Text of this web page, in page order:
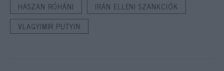
HASZAN RÓHÁNI
IRÁN ELLENI SZANKCIÓK
VLAGYIMIR PUTYIN